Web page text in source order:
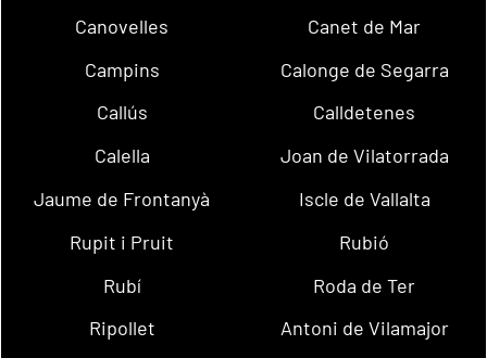
Canovelles
Canet de Mar
Campins
Calonge de Segarra
Callús
Calldetenes
Calella
Joan de Vilatorrada
Jaume de Frontanyà
Iscle de Vallalta
Rupit i Pruit
Rubió
Rubí
Roda de Ter
Ripollet
Antoni de Vilamajor